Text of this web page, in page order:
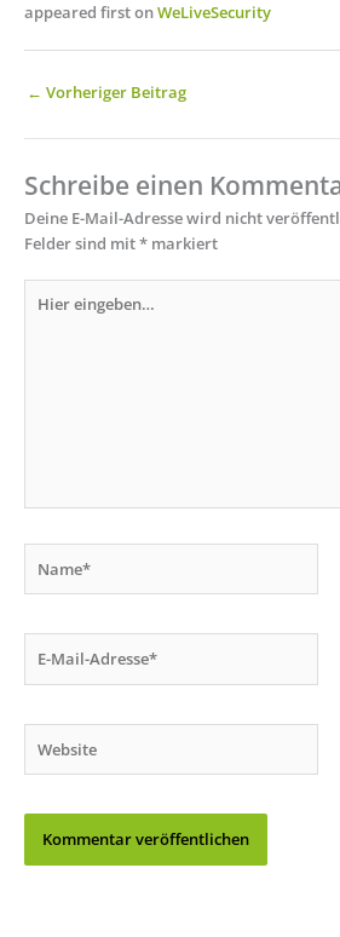
appeared first onWeLiveSecurity
← Vorheriger Beitrag
Schreibe einen
Deine E-Mail-Adresse wird nicht
Felder sind mit* markiert
eingeben…
Mail-